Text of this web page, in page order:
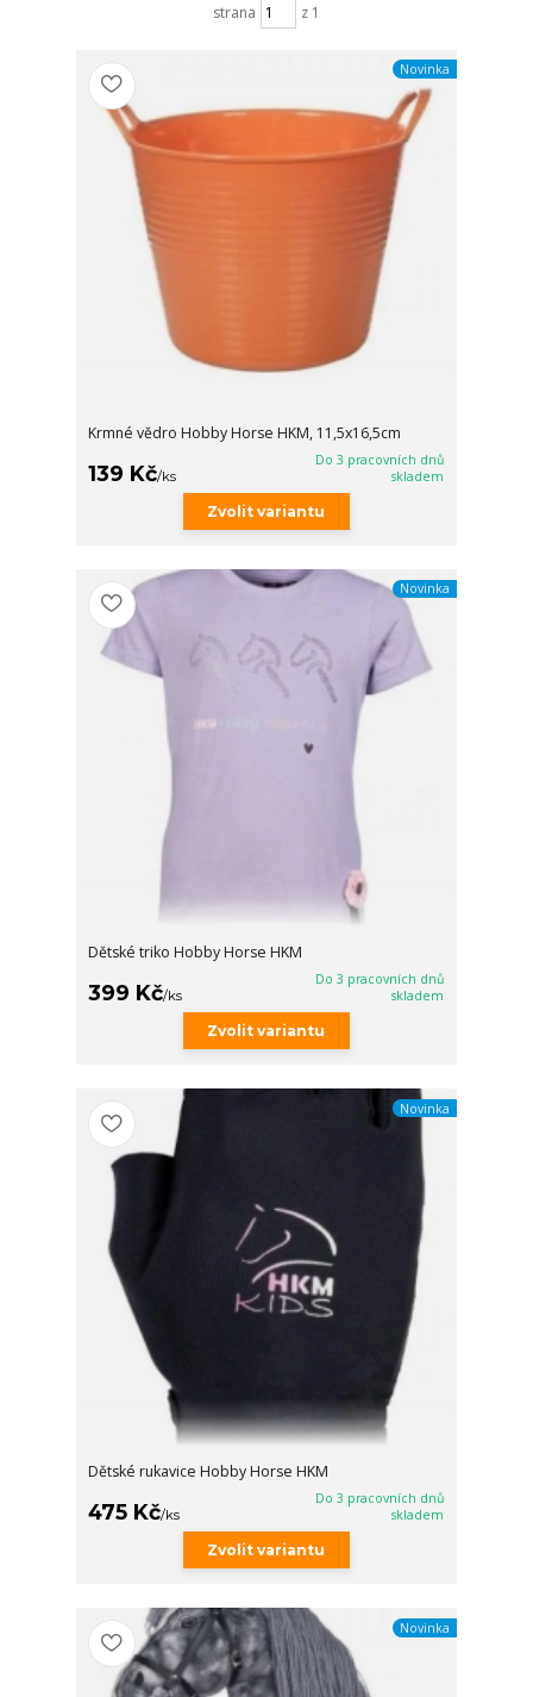
strana
z 1
Novinka
Krmné vědro Hobby Horse HKM, 11,5x16,5cm
139 Kč/ks
Do 3 pracovních dnů
skladem
Zvolit variantu
Novinka
Dětské triko Hobby Horse HKM
399 Kč/ks
Do 3 pracovních dnů
skladem
Zvolit variantu
Novinka
Dětské rukavice Hobby Horse HKM
475 Kč/ks
Do 3 pracovních dnů
skladem
Zvolit variantu
Novinka